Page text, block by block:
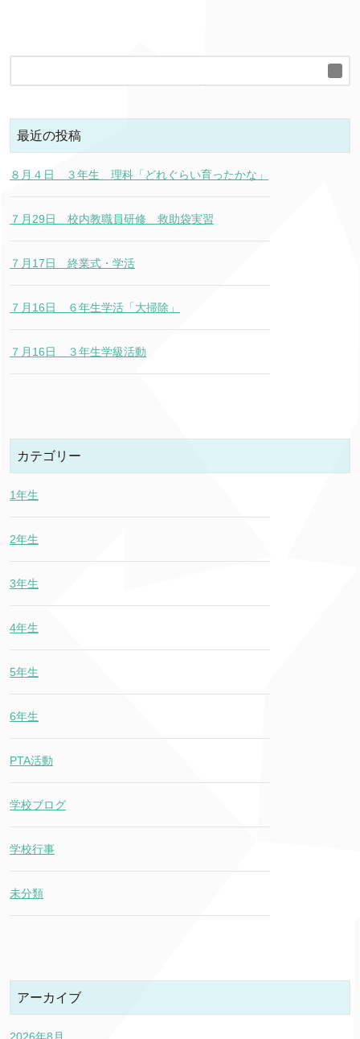
最近の投稿
８月４日 ３年生 理科「どれぐらい育ったかな」
７月29日 校内教職員研修 救助袋実習
７月17日 終業式・学活
７月16日 ６年生学活「大掃除」
７月16日 ３年生学級活動
カテゴリー
1年生
2年生
3年生
4年生
5年生
6年生
PTA活動
学校ブログ
学校行事
未分類
アーカイブ